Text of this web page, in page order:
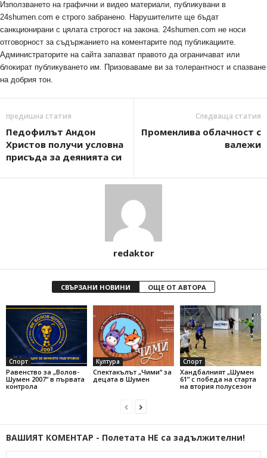
Използването на графични и видео материали, публикувани в
24shumen.com е строго забранено. Нарушителите ще бъдат
санкционирани с цялата строгост на закона. 24shumen.com не носи
отговорност за съдържанието на коментарите под публикациите.
Администраторите на сайта запазват правото да ограничават или
блокират публикуването им. Призоваваме ви за толерантност и спазване
на добрия тон.
предишна статия
Педофилът Андон
Христов получи условна
присъда за деянията си
Следваща статия
Променлива облачност с
валежи
redaktor
СВЪРЗАНИ НОВИНИ ОЩЕ ОТ АВТОРА
Спорт
Равенство за „Волов-
Шумен 2007“ в първата
контрола
Култура
Спектакълът „Чими“ за
децата в Шумен
Спорт
Хандбалният „Шумен
61” с победа на старта
на втория полусезон
ВАШИЯТ КОМЕНТАР - Полетата НЕ са задължителни!